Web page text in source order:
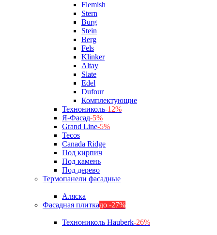
Flemish
Stern
Burg
Stein
Berg
Fels
Klinker
Altay
Slate
Edel
Dufour
Комплектующие
Технониколь-12%
Я-Фасад-5%
Grand Line-5%
Tecos
Canada Ridge
Под кирпич
Под камень
Под дерево
Термопанели фасадные
Аляска
Фасадная плиткадо -27%
Технониколь Hauberk-26%